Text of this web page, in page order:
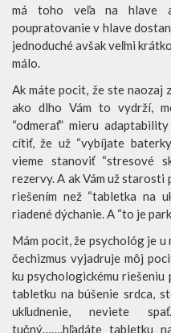
má toho veľa na hlave
poupratovanie v hlave
jednoduché avšak veľmi
málo.
Ak máte pocit, že ste naozaj
ako dlho Vám to vydrží,
“odmerať” mieru
cítiť, že už “vybíjate
vieme stanoviť “stresové
rezervy. A ak Vám už starosti
riešením než “tabletka na
riadené dýchanie. A “to je
Mám pocit, že psychológ je
čechizmus vyjadruje môj
ku psychologickému riešeniu
tabletku na búšenie srdca,
ukľudnenie, neviete
tučný…….hľadáte tabletku